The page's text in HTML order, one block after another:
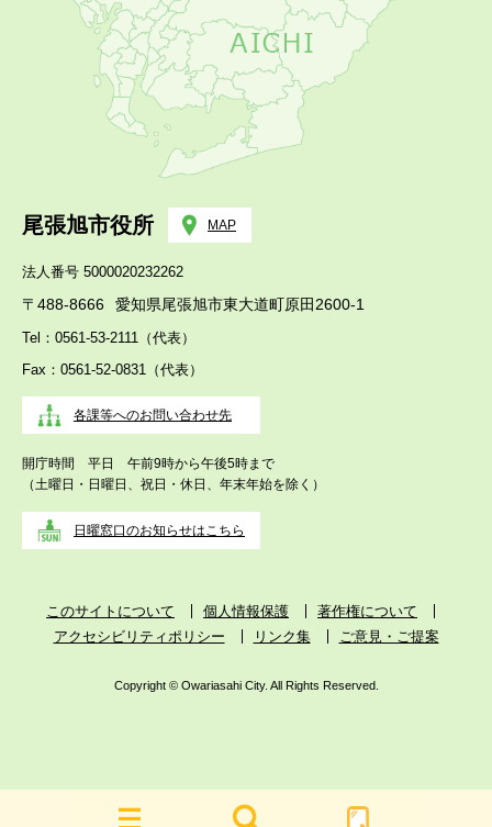
尾張旭市役所 MAP
法人番号 5000020232262
〒488-8666 愛知県尾張旭市東大道町原田2600-1
Tel：0561-53-2111（代表）
Fax：0561-52-0831（代表）
各課等へのお問い合わせ先
開庁時間 平日 午前9時から午後5時まで
（土曜日・日曜日、祝日・休日、年末年始を除く）
日曜窓口のお知らせはこちら
このサイトについて 個人情報保護
著作権について
アクセシビリティポリシー
リンク集 ご意見・ご提案
Copyright © Owariasahi City. All Rights Reserved.